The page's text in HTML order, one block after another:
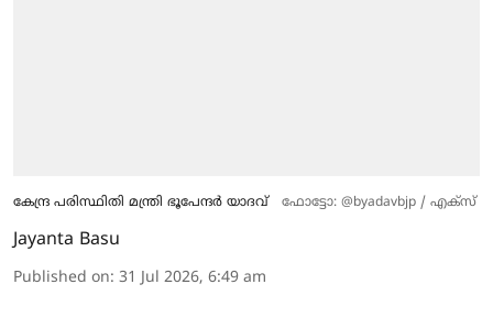
കേന്ദ്ര പരിസ്ഥിതി മന്ത്രി ഭൂപേന്ദർ യാദവ് ഫോട്ടോ: @byadavbjp / എക്സ്
Jayanta Basu
Published on: 31 Jul 2026, 6:49 am